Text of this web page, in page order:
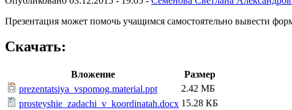
Презентация может помочь учащимся самостоятельно вывести
Скачать:
Вложение
Размер
prezentatsiya_vspomog.material.ppt
2.42 МБ
prosteyshie_zadachi_v_koordinatah.docx 15.28 КБ